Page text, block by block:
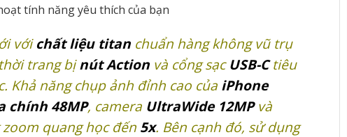
tính năng yêu thích của bạn
vớichất liệu titan chuẩn hàng không vũ trụ
trang bịnút Action và cổng sạcUSB-Ctiêu
Khả năng chụp ảnh đỉnh cao của iPhone
chính 48MP, camera UltraWide 12MPvà
quang học đến 5x. Bên cạnh đó, sử dụng